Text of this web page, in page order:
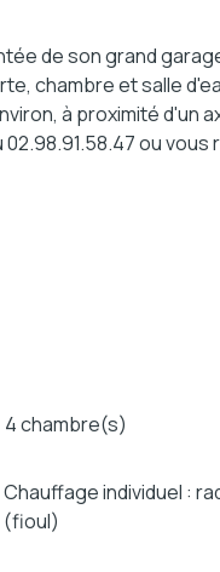
de son grand
chambre et salle
à proximité d'un
ou vous
4 chambre(s)
Chauffage individuel :
(fioul)